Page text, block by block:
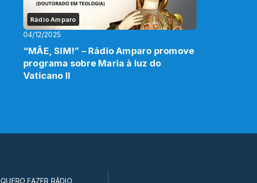
Rádio Amparo
04/12/2025
“MÃE, SIM!” – Rádio Amparo promove
programa sobre Maria à luz do
Vaticano II
QUERO FAZER RÁDIO